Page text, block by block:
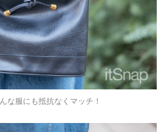
な服にも抵抗なくマッチ！